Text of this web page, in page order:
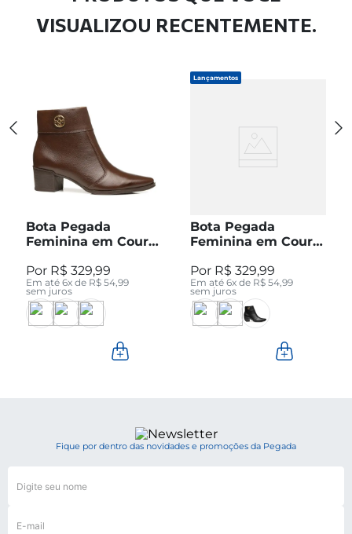
VISUALIZOU RECENTEMENTE.
Bota Pegada
Feminina em Couro
280512-04
R$ 329,99
Em até 6x de R$ 54,99
sem juros
Lançamentos
Bota Pegada
Feminina em Couro
280512-05
R$ 329,99
Em até 6x de R$ 54,99
sem juros
Fique por dentro das novidades e promoções da Pegada